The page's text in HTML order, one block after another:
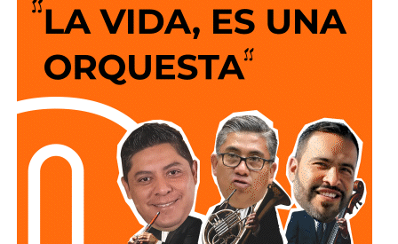
y que los puntos de conexión al sistema público sean
adecuados para garantizar un servicio seguro y eficiente.
Durante las inspecciones pueden determinarse medidas
preventivas y correctivas, para autorizar la incorporación